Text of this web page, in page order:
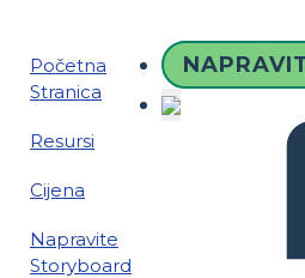
Početna
Stranica
Resursi
Cijena
Napravite
Storyboard